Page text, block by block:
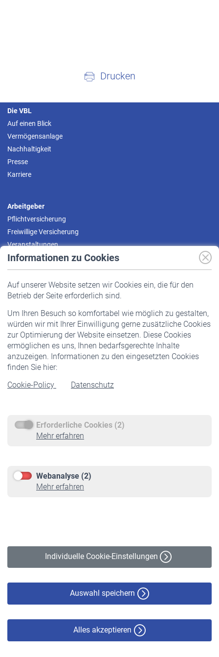
Informationen zu Cookies
Auf unserer Website setzen wir Cookies ein, die für den
Betrieb der Seite erforderlich sind.
Um Ihren Besuch so komfortabel wie möglich zu gestalten,
würden wir mit Ihrer Einwilligung gerne zusätzliche Cookies
zur Optimierung der Website einsetzen. Diese Cookies
ermöglichen es uns, Ihnen bedarfsgerechte Inhalte
anzuzeigen. Informationen zu den eingesetzten Cookies
finden Sie hier:
Cookie-Policy
Datenschutz
Erforderliche Cookies (2)
Mehr erfahren
Webanalyse (2)
Mehr erfahren
Individuelle Cookie-Einstellungen
Auswahl speichern
Alles akzeptieren
Drucken
Die VBL
Auf einen Blick
Vermögensanlage
Nachhaltigkeit
Presse
Karriere
Arbeitgeber
Pflichtversicherung
Freiwillige Versicherung
Veranstaltungen
Pflichtversicherung
Staatliche Förderung
Veranstaltungen
Rentner
Rentenbeginn
Rente beantragen
Service
Informationen
Online-Rechner
VBLnewsletter
Erklärung zur Barrierefreiheit
© VBL 2026